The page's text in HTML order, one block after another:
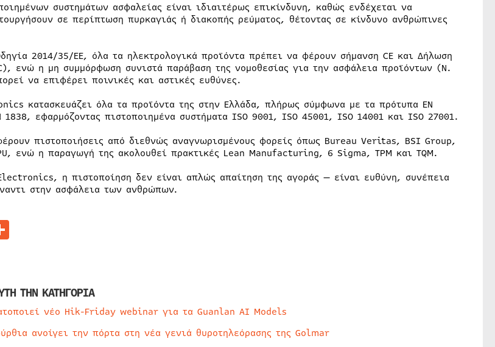
συστημάτων ασφαλείας είναι ιδιαιτέρως επικίνδυνη, καθώς ενδέχεται να
σε περίπτωση πυρκαγιάς ή διακοπής ρεύματος, θέτοντας σε κίνδυνο ανθρώπινες
2014/35/ΕΕ, όλα τα ηλεκτρολογικά προϊόντα πρέπει να φέρουν σήμανση CE και Δήλωση
ενώ η μη συμμόρφωση συνιστά παράβαση της νομοθεσίας για την ασφάλεια προϊόντων (Ν.
να επιφέρει ποινικές και αστικές ευθύνες.
κατασκευάζει όλα τα προϊόντα της στην Ελλάδα, πλήρως σύμφωνα με τα πρότυπα EN
1838, εφαρμόζοντας πιστοποιημένα συστήματα ISO 9001, ISO 45001, ISO 14001 και ISO 27001.
πιστοποιήσεις από διεθνώς αναγνωρισμένους φορείς όπως Bureau Veritas, BSI Group,
ενώ η παραγωγή της ακολουθεί πρακτικές Lean Manufacturing, 6 Sigma, TPM και TQM.
η πιστοποίηση δεν είναι απλώς απαίτηση της αγοράς — είναι ευθύνη, συνέπεια
στην ασφάλεια των ανθρώπων.
Μοιραστείτε
ΤΗΝ ΚΑΤΗΓΟΡΙΑ
νέο Hik-Friday webinar για τα Guanlan AI Models
ανοίγει την πόρτα στη νέα γενιά θυροτηλεόρασης της Golmar